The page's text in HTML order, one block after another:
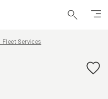
Fleet Services